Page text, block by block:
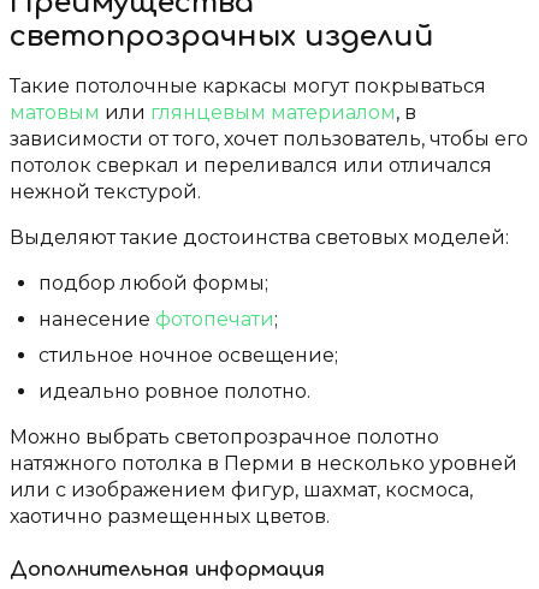
светопрозрачных изделий
Такие потолочные каркасы могут покрываться
матовым или глянцевым материалом, в
зависимости от того, хочет пользователь, чтобы его
потолок сверкал и переливался или отличался
нежной текстурой.
Выделяют такие достоинства световых моделей:
подбор любой формы;
нанесение фотопечати;
стильное ночное освещение;
идеально ровное полотно.
Можно выбрать светопрозрачное полотно
натяжного потолка в Перми в несколько уровней
или с изображением фигур, шахмат, космоса,
хаотично размещенных цветов.
Дополнительная информация